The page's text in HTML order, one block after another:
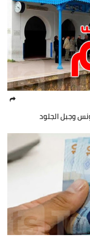
وجبل الجلود